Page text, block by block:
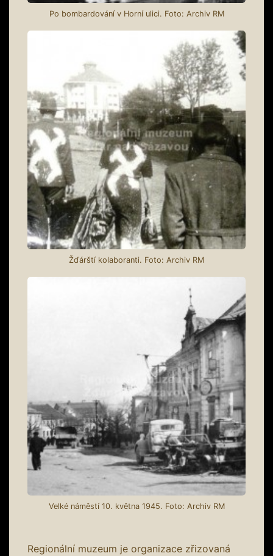
Po bombardování v Horní ulici. Foto: Archiv RM
Žďárští kolaboranti. Foto: Archiv RM
Velké náměstí 10. května 1945. Foto: Archiv RM
Regionální muzeum je organizace zřizovaná